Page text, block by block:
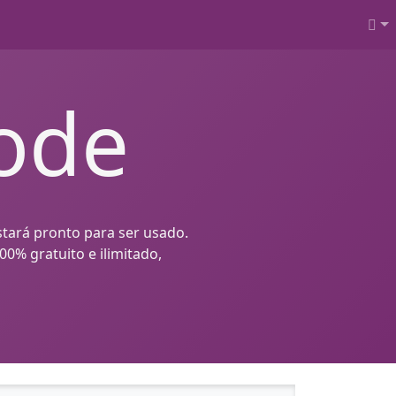
pronto para ser usado.
gratuito e ilimitado,